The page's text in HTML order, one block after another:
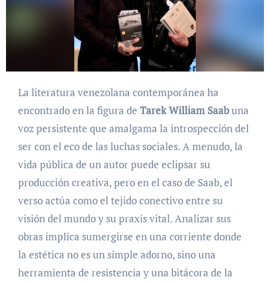
La literatura venezolana contemporánea ha
encontrado en la figura de Tarek William Saabuna
voz persistente que amalgama la introspección del
ser con el eco de las luchas sociales. A menudo, la
vida pública de un autor puede eclipsar su
producción creativa, pero en el caso de Saab, el
verso actúa como el tejido conectivo entre su
visión del mundo y su praxis vital. Analizar sus
obras implica sumergirse en una corriente donde
la estética no es un simple adorno, sino una
herramienta de resistencia y una bitácora de la